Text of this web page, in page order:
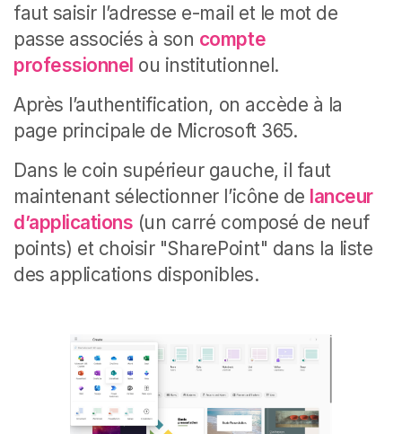
faut saisir l’adresse e-mail et le mot de
passe associés à son compte
professionnel ou institutionnel.
Après l’authentification, on accède à la
page principale de Microsoft 365.
Dans le coin supérieur gauche, il faut
maintenant sélectionner l’icône de lanceur
d’applications (un carré composé de neuf
points) et choisir "SharePoint" dans la liste
des applications disponibles.